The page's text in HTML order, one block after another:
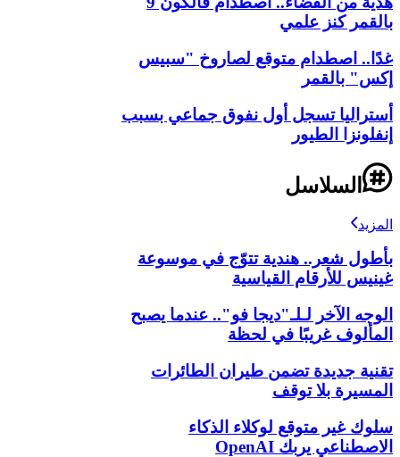
بالقمر كنز علمي
غدًا.. اصطدام متوقع لصاروخ "سبيس
إكس" بالقمر
أستراليا تسجل أول نفوق جماعي بسبب
إنفلونزا الطيور
السلاسل
المزيد
بأطول شعر.. هندية تتوّج في موسوعة
غينيس للأرقام القياسية
الوجه الآخر لـلـ"ديجا فو".. عندما يصبح
المألوف غريبًا في لحظة
تقنية جديدة تضمن طيران الطائرات
المسيرة بلا توقف
سلوك غير متوقع لوكلاء الذكاء
الاصطناعي يربك OpenAI